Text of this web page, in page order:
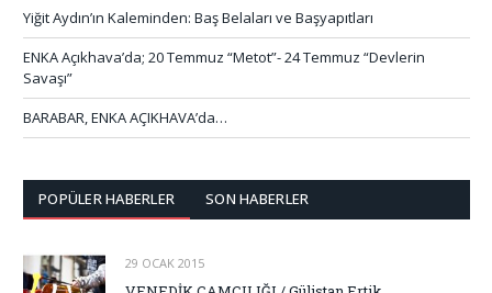
Yiğit Aydın’ın Kaleminden: Baş Belaları ve Başyapıtları
ENKA Açıkhava’da; 20 Temmuz “Metot”- 24 Temmuz “Devlerin
Savaşı”
BARABAR, ENKA AÇIKHAVA’da…
POPÜLER HABERLER SON HABERLER
29 OCAK 2015